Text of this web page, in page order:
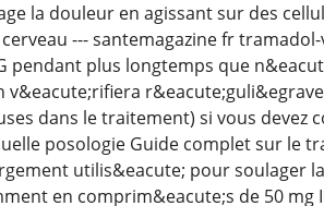
la douleur en agissant sur des
--- santemagazine fr
plus longtemps que
dans le traitement) si vous devez
posologie Guide complet sur le
utilis&eacute; pour soulager
en comprim&eacute;s de 50 mg